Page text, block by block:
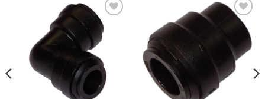
Zu den
Favoriten
hinzufügen
Zu den
Favoriten
hinzufügen